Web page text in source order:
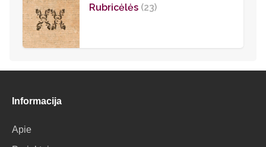
Rubricėlės (23)
Informacija
Apie